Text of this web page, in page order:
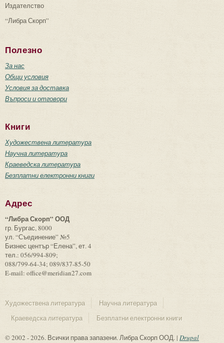
Издателство
“Либра Скорп”
Полезно
За нас
Общи условия
Условия за доставка
Въпроси и отговори
Книги
Художествена литература
Научна литература
Краеведска литература
Безплатни електронни книги
Адрес
“Либра Скорп” ООД
гр. Бургас, 8000
ул. “Съединение” №5
Бизнес център “Елена”, ет. 4
тел.: 056/994-809;
088/799-64-34; 089/837-85-50
E-mail: office@meridian27.com
Художествена литература
Научна литература
Краеведска литература
Безплатни електронни книги
© 2002 - 2026. Всички права запазени. Либра Скорп ООД. | Drupal